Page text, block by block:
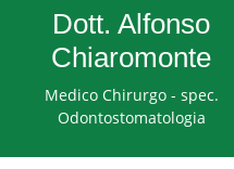
Dott. Alfonso
Chiaromonte
Medico Chirurgo - spec.
Odontostomatologia